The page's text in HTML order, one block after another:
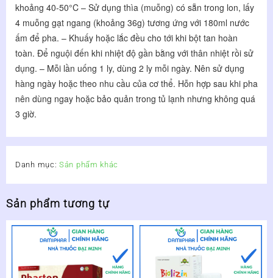
khoảng 40-50°C – Sử dụng thìa (muỗng) có sẵn trong lon, lấy
4 muỗng gạt ngang (khoảng 36g) tương ứng với 180ml nước
ấm để pha. – Khuấy hoặc lắc đều cho tới khi bột tan hoàn
toàn. Để nguội đến khi nhiệt độ gần bằng với thân nhiệt rồi sử
dụng. – Mỗi lần uống 1 ly, dùng 2 ly mỗi ngày. Nên sử dụng
hàng ngày hoặc theo nhu cầu của cơ thể. Hỗn hợp sau khi pha
nên dùng ngay hoặc bảo quản trong tủ lạnh nhưng không quá
3 giờ.
Danh mục: Sản phẩm khác
Sản phẩm tương tự